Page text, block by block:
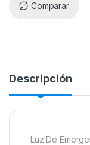
Comparar
Descripción
Luz De